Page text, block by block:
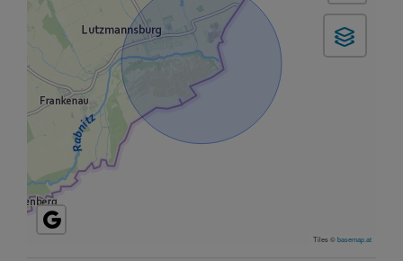
Tiles ©basemap.at